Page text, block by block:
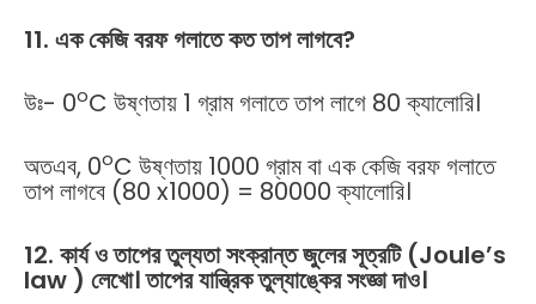
11. এক কেজি বরফ গলাতে কত তাপ লাগবে?
উঃ- 0oC উষ্ণতায় 1 গ্রাম গলাতে তাপ লাগে 80 ক্যালোরি।
অতএব, 0oC উষ্ণতায় 1000 গ্রাম বা এক কেজি বরফ গলাতে
তাপ লাগবে (80 x1000) = 80000 ক্যালোরি।
12. কার্য ও তাপের তুল্যতা সংক্রান্ত জুলের সূত্রটি (Joule’s
law ) লেখো। তাপের যান্ত্রিক তুল্যাঙ্কের সংজ্ঞা দাও।